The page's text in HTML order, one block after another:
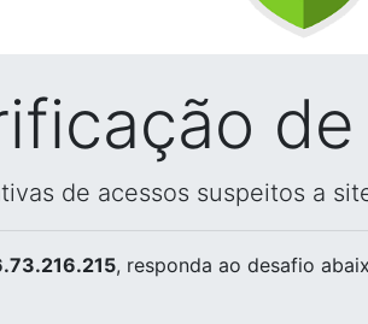
de acessos suspeitos a
, responda ao desafio